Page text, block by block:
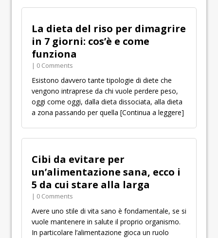
La dieta del riso per dimagrire
in 7 giorni: cos’è e come
funziona
| 0 Comments
Esistono davvero tante tipologie di diete che
vengono intraprese da chi vuole perdere peso,
oggi come oggi, dalla dieta dissociata, alla dieta
a zona passando per quella [Continua a leggere]
Cibi da evitare per
un’alimentazione sana, ecco i
5 da cui stare alla larga
| 0 Comments
Avere uno stile di vita sano è fondamentale, se si
vuole mantenere in salute il proprio organismo.
In particolare l’alimentazione gioca un ruolo